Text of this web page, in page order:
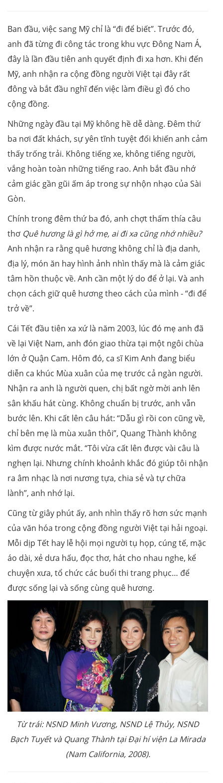
Ban đầu, việc sang Mỹ chỉ là “đi để biết”. Trước đó,
anh đã từng đi công tác trong khu vực Đông Nam Á,
đây là lần đầu tiên anh quyết định đi xa hơn. Khi đến
Mỹ, anh nhận ra cộng đồng người Việt tại đây rất
đông và bắt đầu nghĩ đến việc làm điều gì đó cho
cộng đồng.
Những ngày đầu tại Mỹ không hề dễ dàng. Đêm thứ
ba nơi đất khách, sự yên tĩnh tuyệt đối khiến anh cảm
thấy trống trải. Không tiếng xe, không tiếng người,
vắng hoàn toàn những tiếng rao. Anh bắt đầu nhớ
cảm giác gần gũi ấm áp trong sự nhộn nhạo của Sài
Gòn.
Chính trong đêm thứ ba đó, anh chợt thấm thía câu
thơ Quê hương là gì hở mẹ, ai đi xa cũng nhớ nhiều?
Anh nhận ra rằng quê hương không chỉ là địa danh,
địa lý, món ăn hay hình ảnh nhìn thấy mà là cảm giác
tâm hồn thuộc về. Anh cần một lý do để ở lại. Và anh
chọn cách giữ quê hương theo cách của mình - “đi để
trở về”.
Cái Tết đầu tiên xa xứ là năm 2003, lúc đó mẹ anh đã
về lại Việt Nam, anh đón giao thừa tại một ngôi chùa
lớn ở Quận Cam. Hôm đó, ca sĩ Kim Anh đang biểu
diễn ca khúc Mùa xuân của mẹ trước cả ngàn người.
Nhận ra anh là người quen, chị bất ngờ mời anh lên
sân khấu hát cùng. Không chuẩn bị trước, anh vẫn
bước lên. Khi cất lên câu hát: “Dẫu gì rồi con cũng về,
chỉ bên mẹ là mùa xuân thôi”, Quang Thành không
kìm được nước mắt. “Tôi vừa cất lên được vài câu là
nghẹn lại. Nhưng chính khoảnh khắc đó giúp tôi nhận
ra âm nhạc là nơi nương tựa, chia sẻ và tự chữa
lành”, anh nhớ lại.
Cũng từ giây phút ấy, anh nhìn thấy rõ hơn sức mạnh
của văn hóa trong cộng đồng người Việt tại hải ngoại.
Mỗi dịp Tết hay lễ hội mọi người tụ họp, cúng tế, mặc
áo dài, xẻ dưa hấu, đọc thơ, hát cho nhau nghe, kể
chuyện xưa, tổ chức các buổi thi trang phục… để
được sống lại và sống cùng quê hương.
Từ trái: NSND Minh Vương, NSND Lệ Thủy, NSND
Bạch Tuyết và Quang Thành tại Đại hí viện La Mirada
(Nam California, 2008).